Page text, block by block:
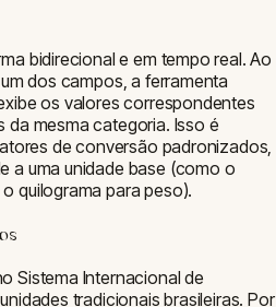
bidirecional e em tempo real. Ao
dos campos, a ferramenta
os valores correspondentes
da mesma categoria. Isso é
de conversão padronizados,
a uma unidade base (como o
quilograma para peso).
Sistema Internacional de
tradicionais brasileiras. Por